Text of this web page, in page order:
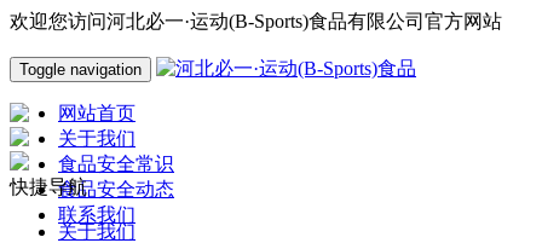
欢迎您访问河北必一·运动(B-Sports)食品有限公司官方网站
Toggle navigation
网站首页
关于我们
食品安全常识
食品安全动态
联系我们
快捷导航
关于我们